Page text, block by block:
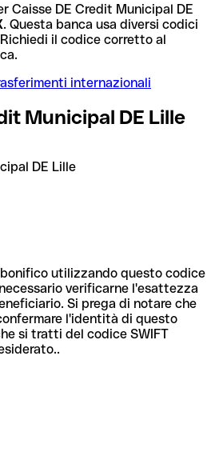
Caisse DE Credit Municipal DE
. Questa banca usa diversi codici
il codice corretto al
internazionali
Municipal DE Lille
DE Lille
utilizzando questo codice
verificarne l'esattezza
Si prega di notare che
l'identità di questo
si tratti del codice SWIFT